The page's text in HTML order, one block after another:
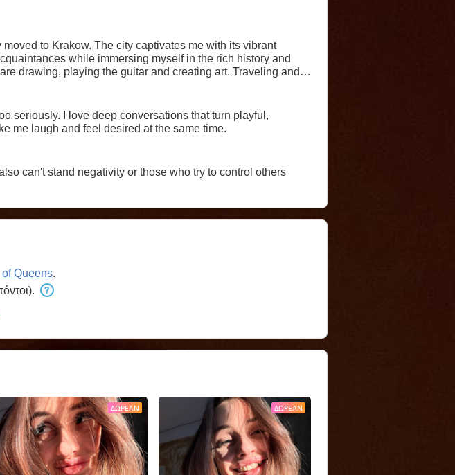
to Krakow. The city captivates me with its vibrant
while immersing myself in the rich history and
drawing, playing the guitar and creating art. Traveling and
enjoy life to the fullest 😉 Looking for interesting, creative
seriously. I love deep conversations that turn playful,
me laugh and feel desired at the same time.
can't stand negativity or those who try to control others
Queens.
ΔΩΡΕΆΝ ΔΩΡΕΆΝ